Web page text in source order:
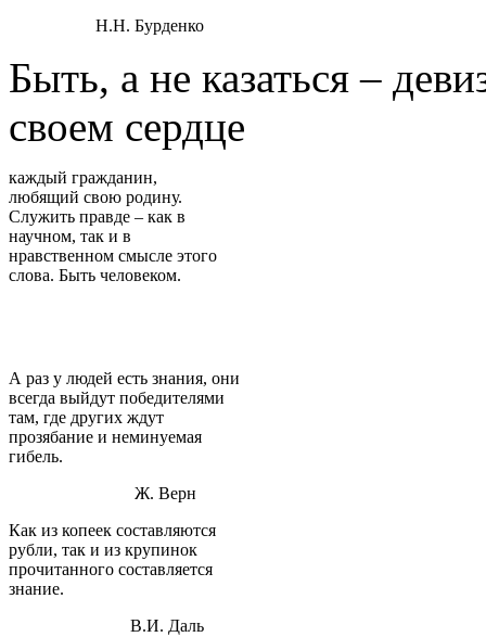
Н.Н. Бурденко
Быть, а не казаться –
своем сердце
каждый гражданин,
любящий свою родину.
Служить правде – как в
научном, так и в
нравственном смысле этого
слова. Быть человеком.
А раз у людей есть знания, они
всегда выйдут победителями
там, где других ждут
прозябание и неминуемая
гибель.
Ж. Верн
Как из копеек составляются
рубли, так и из крупинок
прочитанного составляется
знание.
В.И. Даль